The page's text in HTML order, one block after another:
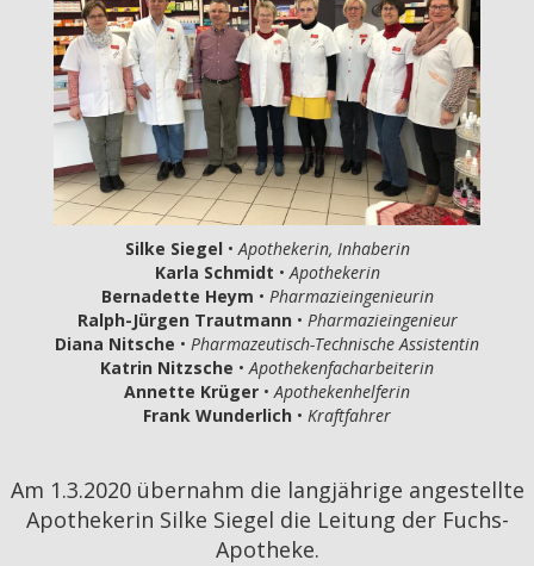
Silke Siegel •Apothekerin, Inhaberin
Karla Schmidt •Apothekerin
Bernadette Heym • Pharmazieingenieurin
Ralph-Jürgen Trautmann • Pharmazieingenieur
Diana Nitsche • Pharmazeutisch-Technische Assistentin
Katrin Nitzsche •Apothekenfacharbeiterin
Annette Krüger •Apothekenhelferin
Frank Wunderlich • Kraftfahrer
Am 1.3.2020 übernahm die langjährige angestellte
Apothekerin Silke Siegel die Leitung der Fuchs-
Apotheke.